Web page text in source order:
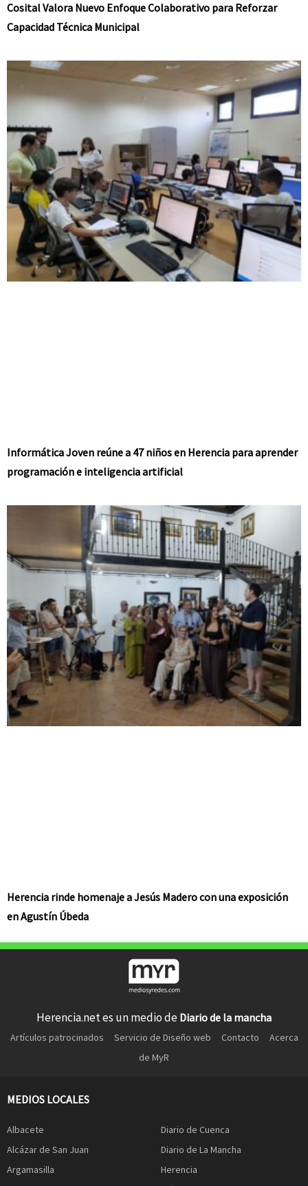
Cosital Valora Nuevo Enfoque Colaborativo para Reforzar
Capacidad Técnica Municipal
Informática Joven reúne a 47 niños en Herencia para aprender
programación e inteligencia artificial
Herencia rinde homenaje a Jesús Madero con una exposición
en Agustín Úbeda
Herencia.net es un medio de Diario de la mancha
Artículos patrocinados Servicio de Diseño web Contacto
Acerca
de MyR
MEDIOS LOCALES
Albacete
Alcázar de San Juan
Argamasilla
Diario de Cuenca
Diario de La Mancha
Herencia